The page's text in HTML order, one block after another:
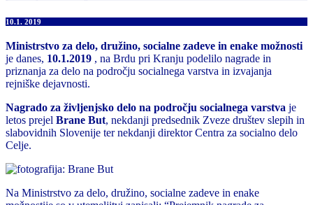
10.1. 2019
Ministrstvo za delo, družino, socialne zadeve in enake možnosti
je danes, 10.1.2019 , na Brdu pri Kranju podelilo nagrade in
priznanja za delo na področju socialnega varstva in izvajanja
rejniške dejavnosti.
Nagrado za življenjsko delo na področju socialnega varstva je
letos prejel Brane But, nekdanji predsednik Zveze društev slepih in
slabovidnih Slovenije ter nekdanji direktor Centra za socialno delo
Celje.
Na Ministrstvo za delo, družino, socialne zadeve in enake